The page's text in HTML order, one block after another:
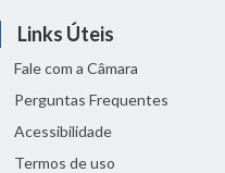
Links Úteis
Fale com a Câmara
Perguntas Frequentes
Acessibilidade
Termos de uso